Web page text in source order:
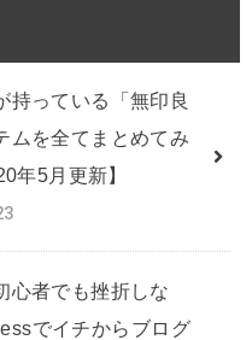
持っている「無印良
ムを全てまとめてみ
年5月更新】
心者でも挫折しな
でイチからブログ